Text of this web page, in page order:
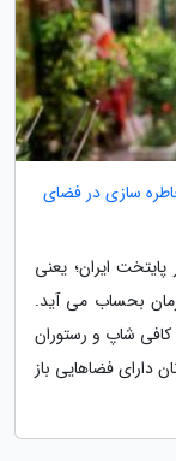
سازی در فضای
ایران؛ یعنی
بحساب می آید.
شاپ و رستوران
دارای فضاهایی باز